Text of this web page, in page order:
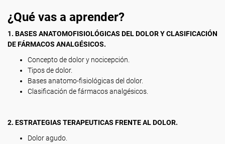
¿Qué vas a aprender?
1. BASES ANATOMOFISIOLÓGICAS DEL DOLOR Y CLASIFICACIÓN
DE FÁRMACOS ANALGÉSICOS.
Concepto de dolor y nocicepción.
Tipos de dolor.
Bases anatomo-fisiológicas del dolor.
Clasificación de fármacos analgésicos.
2. ESTRATEGIAS TERAPEUTICAS FRENTE AL DOLOR.
Dolor agudo.